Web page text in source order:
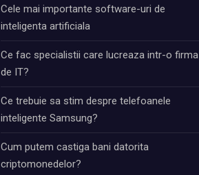
Cele mai importante software-uri de
inteligenta artificiala
Ce fac specialistii care lucreaza intr-o firma
de IT?
Ce trebuie sa stim despre telefoanele
inteligente Samsung?
Cum putem castiga bani datorita
criptomonedelor?